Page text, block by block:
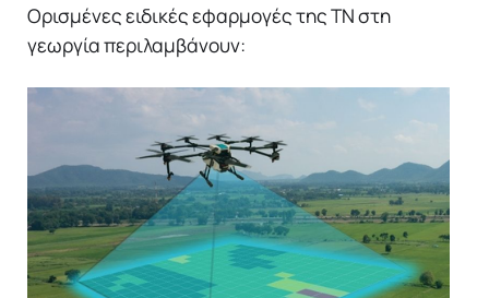
Ορισμένες ειδικές εφαρμογές της ΤΝ στη
γεωργία περιλαμβάνουν: